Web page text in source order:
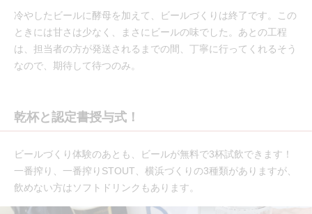
冷やしたビールに酵母を加えて、ビールづくりは終了です。この
ときには甘さは少なく、まさにビールの味でした。あとの工程
は、担当者の方が発送されるまでの間、丁寧に行ってくれるそう
なので、期待して待つのみ。
乾杯と認定書授与式！
ビールづくり体験のあとも、ビールが無料で3杯試飲できます！
一番搾り、一番搾りSTOUT、横浜づくりの3種類がありますが、
飲めない方はソフトドリンクもあります。